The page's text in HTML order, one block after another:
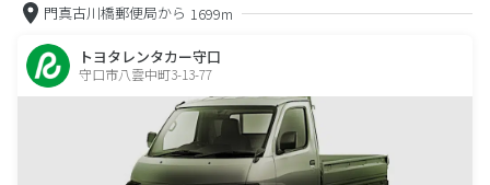
門真古川橋郵便局から 1699m
トヨタレンタカー守口
守口市八雲中町3-13-77